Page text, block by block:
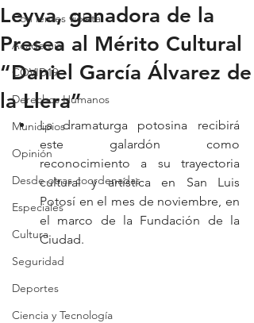
Con lentes violeta
Academia
COVID19
Derechos Humanos
Municipios
Opinión
Desde otras coordenadas
Especiales
Cultura
Seguridad
Deportes
Ciencia y Tecnología
Leyva, ganadora de la
Presea al Mérito Cultural
“Daniel García Álvarez de
la Llera”
La dramaturga potosina recibirá
este galardón como
reconocimiento a su trayectoria
cultural y artística en San Luis
Potosí en el mes de noviembre, en
el marco de la Fundación de la
Ciudad.